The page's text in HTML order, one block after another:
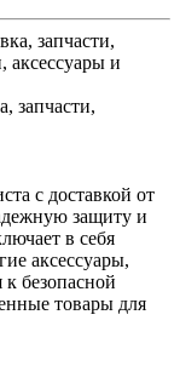
запчасти,
с доставкой от
защиту и
в себя
аксессуары,
безопасной
товары для